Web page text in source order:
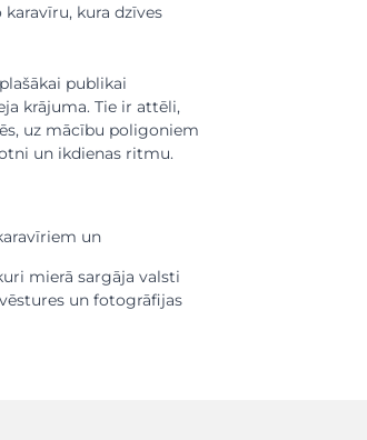
kura dzīves
publikai
krājuma. Tie ir attēli,
uz mācību poligoniem
un ikdienas ritmu.
un
mierā sargāja valsti
un fotogrāfijas